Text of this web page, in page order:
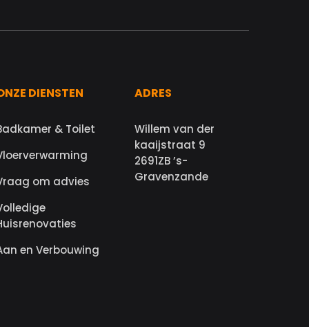
DIENSTEN
& Toilet
om advies
en Verbouwing
ADRES
Willem van der
kaaijstraat 9
2691ZB ’s-
Gravenzande